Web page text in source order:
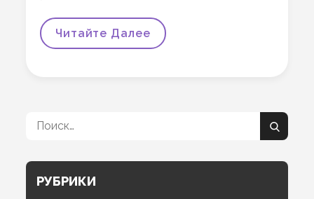
ЧЕМ
БОЛЕЕТ
Читайте Далее
Поиск:
Поиск
РУБРИКИ